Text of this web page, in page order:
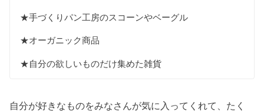
★手づくりパン工房のスコーンやベーグル
★オーガニック商品
★自分の欲しいものだけ集めた雑貨
自分が好きなものをみなさんが気に入ってくれて、たく